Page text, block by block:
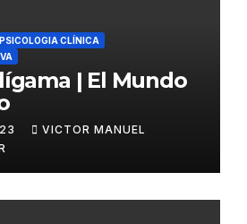
PSICOLOGIA CLÍNICA
| El Mundo
VICTOR MANUEL